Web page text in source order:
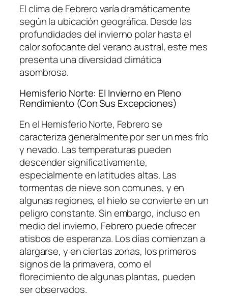
El clima de Febrero varía dramáticamente
según la ubicación geográfica. Desde las
profundidades del invierno polar hasta el
calor sofocante del verano austral, este mes
presenta una diversidad climática
asombrosa.
Hemisferio Norte: El Invierno en Pleno
Rendimiento (Con Sus Excepciones)
En el Hemisferio Norte, Febrero se
caracteriza generalmente por ser un mes frío
y nevado. Las temperaturas pueden
descender significativamente,
especialmente en latitudes altas. Las
tormentas de nieve son comunes, y en
algunas regiones, el hielo se convierte en un
peligro constante. Sin embargo, incluso en
medio del invierno, Febrero puede ofrecer
atisbos de esperanza. Los días comienzan a
alargarse, y en ciertas zonas, los primeros
signos de la primavera, como el
florecimiento de algunas plantas, pueden
ser observados.